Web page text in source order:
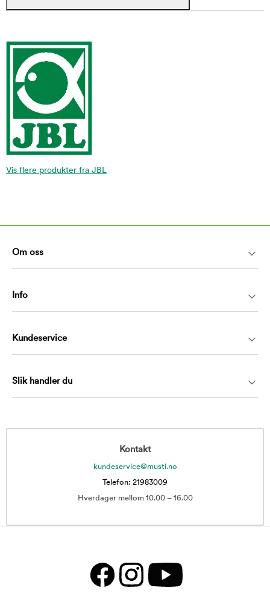
Vis flere produkter fra JBL
Om oss
Info
Kundeservice
Slik handler du
Kontakt
kundeservice@musti.no
Telefon: 21983009
Hverdager mellom 10.00 – 16.00